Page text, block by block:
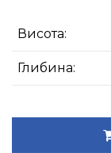
Висота:
Глибина: